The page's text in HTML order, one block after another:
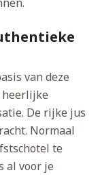
van deze
heerlijke
De rijke jus
Normaal
te
al voor je